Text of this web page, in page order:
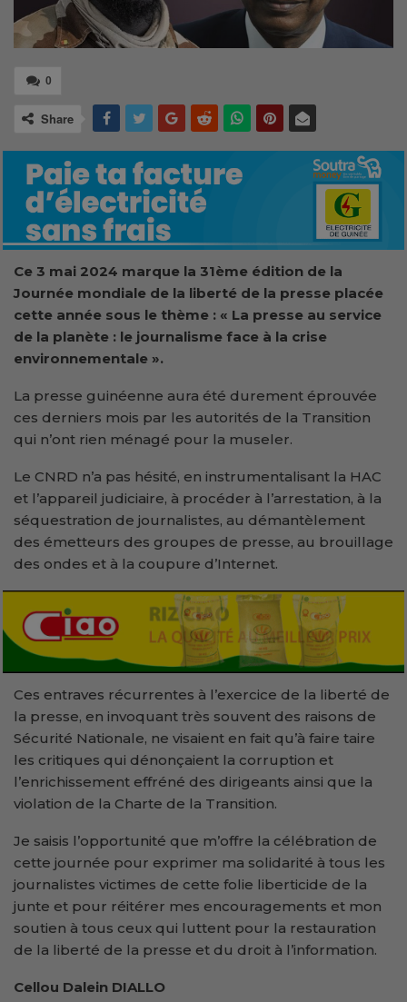
0
Share
Ce 3 mai 2024 marque la 31ème édition de la
Journée mondiale de la liberté de la presse placée
cette année sous le thème : « La presse au service
de la planète : le journalisme face à la crise
environnementale ».
La presse guinéenne aura été durement éprouvée
ces derniers mois par les autorités de la Transition
qui n’ont rien ménagé pour la museler.
Le CNRD n’a pas hésité, en instrumentalisant la HAC
et l’appareil judiciaire, à procéder à l’arrestation, à la
séquestration de journalistes, au démantèlement
des émetteurs des groupes de presse, au brouillage
des ondes et à la coupure d’Internet.
Ces entraves récurrentes à l’exercice de la liberté de
la presse, en invoquant très souvent des raisons de
Sécurité Nationale, ne visaient en fait qu’à faire taire
les critiques qui dénonçaient la corruption et
l’enrichissement effréné des dirigeants ainsi que la
violation de la Charte de la Transition.
Je saisis l’opportunité que m’offre la célébration de
cette journée pour exprimer ma solidarité à tous les
journalistes victimes de cette folie liberticide de la
junte et pour réitérer mes encouragements et mon
soutien à tous ceux qui luttent pour la restauration
de la liberté de la presse et du droit à l’information.
Cellou Dalein DIALLO